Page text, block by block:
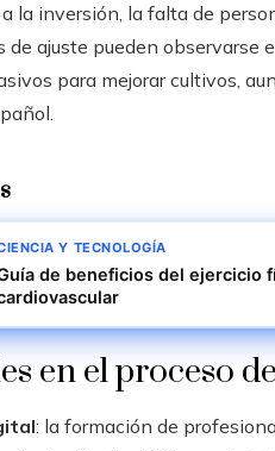
la inversión, la falta de
de ajuste pueden observarse
para mejorar cultivos,
Y TECNOLOGÍA
de beneficios del ejercicio
en el proceso
: la formación de